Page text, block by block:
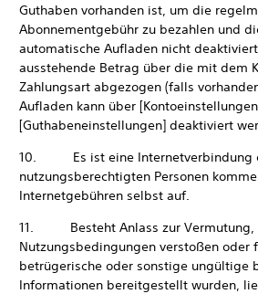
Guthaben vorhanden ist, um die
Abonnementgebühr zu bezahlen und
automatische Aufladen nicht
ausstehende Betrag über die mit dem
Zahlungsart abgezogen (falls
Aufladen kann über
[Guthabeneinstellungen] deaktiviert
10. Es ist eine Internetverbindung
nutzungsberechtigten Personen
Internetgebühren selbst auf.
11. Besteht Anlass zur Vermutung,
Nutzungsbedingungen verstoßen oder
betrügerische oder sonstige ungültige
Informationen bereitgestellt wurden,